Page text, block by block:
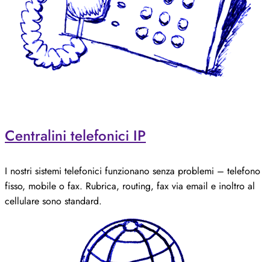
Centralini telefonici IP
I nostri sistemi telefonici funzionano senza problemi – telefono
fisso, mobile o fax. Rubrica, routing, fax via email e inoltro al
cellulare sono standard.